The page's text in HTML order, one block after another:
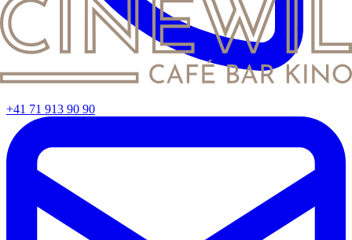
+41 71 913 90 90